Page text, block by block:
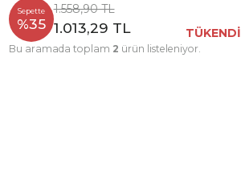
Sepette
%35
1.558,90 TL
1.013,29 TL TÜKENDİ
Bu aramada toplam 2 ürün listeleniyor.